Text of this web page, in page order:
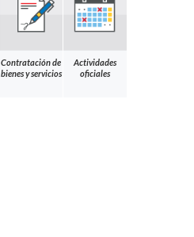
Contratación de
bienes y servicios
Actividades
oficiales